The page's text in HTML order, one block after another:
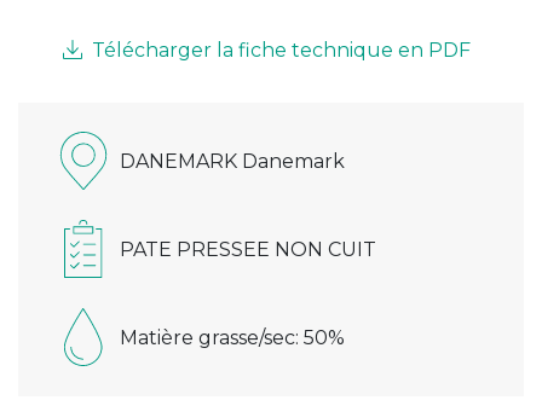
Télécharger la fiche technique en PDF
DANEMARK Danemark
PATE PRESSEE NON CUIT
Matière grasse/sec: 50%